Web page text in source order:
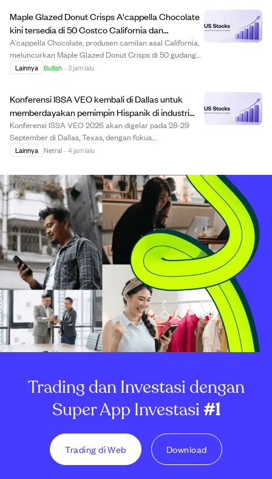
Maple Glazed Donut Crisps A'cappella Chocolate
kini tersedia di 50 Costco California dan
pengiriman online.
A'cappella Chocolate, produsen camilan asal California,
meluncurkan Maple Glazed Donut Crisps di 50 gudang
Costco di California. Camilan ini terbuat dari adonan
Lainnya Bullish · 3 jam lalu
Konferensi ISSA VEO kembali di Dallas untuk
memberdayakan pemimpin Hispanik di industri
kebersihan saat Bulan Warisan Hispanik
Konferensi ISSA VEO 2026 akan digelar pada 28-29
September di Dallas, Texas, dengan fokus
memberdayakan profesional Hispanik di industri
bertepatan dengan Bulan Warisan Hispanik Nasional,
menawarkan pe...
Lainnya Netral · 4 jam lalu
Trading dan Investasi dengan
Super App Investasi#1
Trading di Web Download